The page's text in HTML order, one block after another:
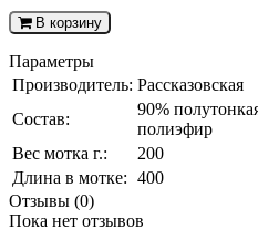
В корзину
Параметры
Производитель: Рассказовская
Состав:
90%
полиэфир
Вес мотка г.:
200
Длина в мотке: 400
Отзывы (0)
Пока нет отзывов